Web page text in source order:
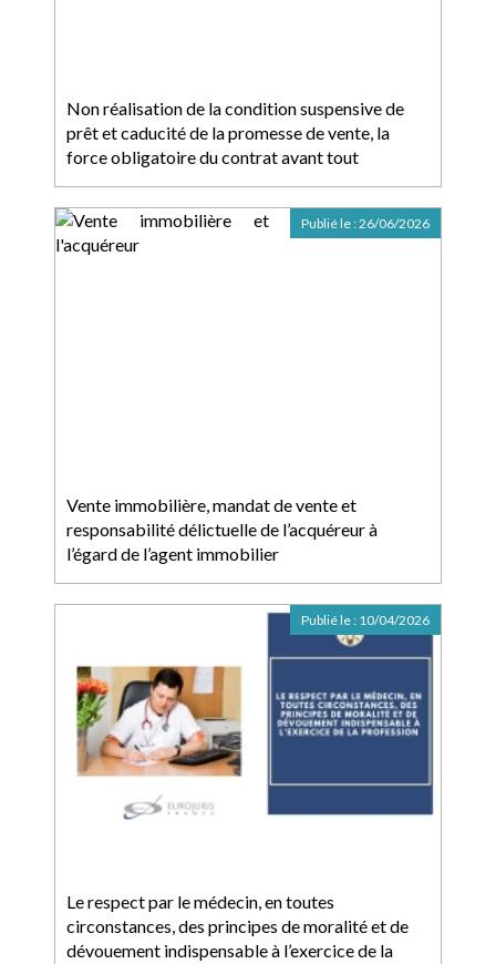
Non réalisation de la condition suspensive de
prêt et caducité de la promesse de vente, la
force obligatoire du contrat avant tout
Vente immobilière, mandat de vente et
responsabilité délictuelle de l’acquéreur à
l’égard de l’agent immobilier
Publié le :26/06/2026
Le respect par le médecin, en toutes
circonstances, des principes de moralité et de
dévouement indispensable à l’exercice de la
Publié le : 10/04/2026